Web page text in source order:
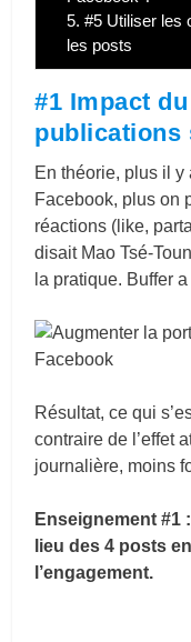
5. #5 Utiliser les
les posts
#1 Impact
publications
En théorie, plus il
Facebook, plus on
réactions (like,
disait Mao Tsé-
la pratique. Buffer
Résultat, ce qui
contraire de l’effet
journalière, moins
Enseignement #1
lieu des 4 posts
l’engagement.